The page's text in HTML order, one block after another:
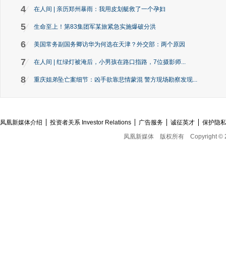
4 在人间 | 亲历郑州暴雨：我用皮划艇救了一个孕妇
5 生命至上！第83集团军某旅紧急实施爆破分洪
6 美国常务副国务卿访华为何选在天津？外交部：两个原因
7 在人间 | 红绿灯被淹后，小男孩在路口指路，7位摄影师...
8 重庆姐弟坠亡案细节：凶手欲靠悲情蒙混 警方现场勘察发现...
凤凰新媒体介绍 投资者关系 Investor Relations 广告服务 诚征英才
保护隐
凤凰新媒体
版权所有 Copyright ©